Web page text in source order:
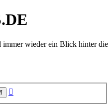
wieder ein Blick hinter die
Suche